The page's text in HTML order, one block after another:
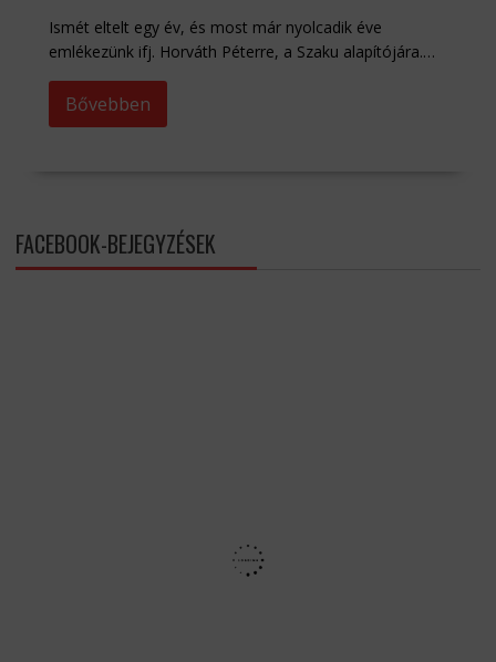
Ismét eltelt egy év, és most már nyolcadik éve
emlékezünk ifj. Horváth Péterre, a Szaku alapítójára.…
Bővebben
FACEBOOK-BEJEGYZÉSEK